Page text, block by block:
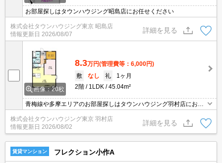
お部屋探しはタウンハウジング昭島店にお任せください
株式会社タウンハウジング東京 昭島店
情報更新日 2026/08/07
詳細を見る
画像：20枚
8.3万円(管理費等：6,000円)
敷
なし 礼
1ヶ月
2階
1LDK 45.04m²
青梅線や多摩エリアのお部屋探しはタウンハウジング羽村店にお任
せを！ご来店時無料駐車場ご用意あります！
株式会社タウンハウジング東京 羽村店
情報更新日 2026/08/02
詳細を見る
賃貸マンション フレクション小作A